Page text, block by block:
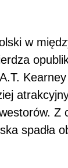
w
Z
spadła